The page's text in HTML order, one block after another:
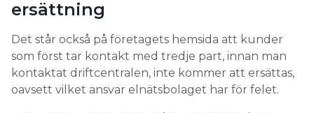
ersättning
Det står också på företagets hemsida att kunder
som först tar kontakt med tredje part, innan man
kontaktat driftcentralen, inte kommer att ersättas,
oavsett vilket ansvar elnätsbolaget har för felet.